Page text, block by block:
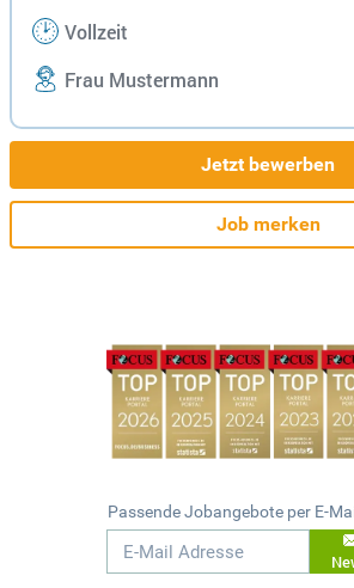
Vollzeit
Frau Mustermann
Jetzt bewerben
Job merken
Passende Jobangebote per E-